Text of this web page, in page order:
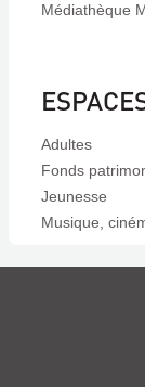
Médiathèque
Adultes
Fonds
Jeunesse
Musique,